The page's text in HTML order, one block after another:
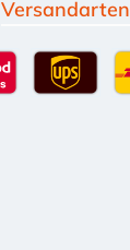
Versandarten